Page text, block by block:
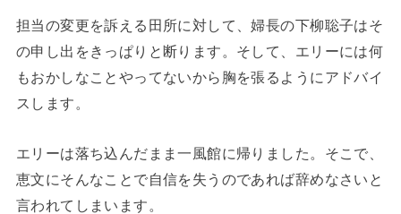
担当の変更を訴える田所に対して、婦長の下柳聡子はそ
の申し出をきっぱりと断ります。そして、エリーには何
もおかしなことやってないから胸を張るようにアドバイ
スします。
エリーは落ち込んだまま一風館に帰りました。そこで、
恵文にそんなことで自信を失うのであれば辞めなさいと
言われてしまいます。